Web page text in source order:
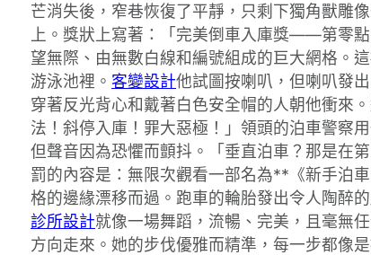
芒消失後，窄巷恢復了平靜，只剩下獨角獸雕
上。獎狀上寫著：「完美倒車入庫獎——第零
望無際、由無數白線和編號組成的巨大網格。
游泳池裡。 客變設計他試圖按喇叭，但喇叭發
穿著反光背心和戴著白色安全帽的人朝他衝來
法！斜停入庫！罪大惡極！」領頭的泊車警察
但聲音因為恐懼而顫抖。「垂直泊車？那是在
罰的內容是：無限次觀看一部名為**《新手泊
格的邊緣漂移而過。跑車的輪胎發出令人陶醉
診所設計就像一場舞蹈，流暢、完美，且毫無
方向走來。她的步伐優雅而精準，每一步都像